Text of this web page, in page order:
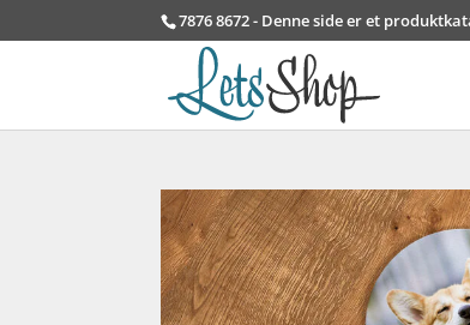
7876 8672 - Denne side er et